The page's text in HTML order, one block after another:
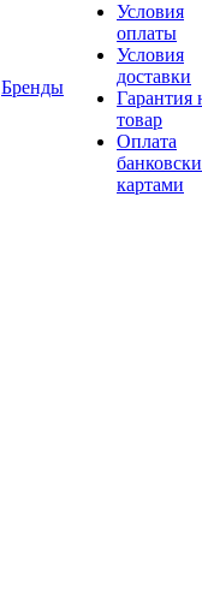
Бренды
Условия
оплаты
Условия
доставки
Гарантия
товар
Оплата
картами